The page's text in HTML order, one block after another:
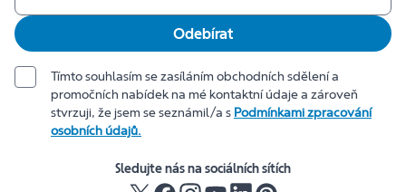
Odebírat
Tímto souhlasím se zasíláním obchodních sdělení a
promočních nabídek na mé kontaktní údaje a zároveň
stvrzuji, že jsem se seznámil/a s Podmínkami zpracování
osobních údajů.
Sledujte nás na sociálních sítích